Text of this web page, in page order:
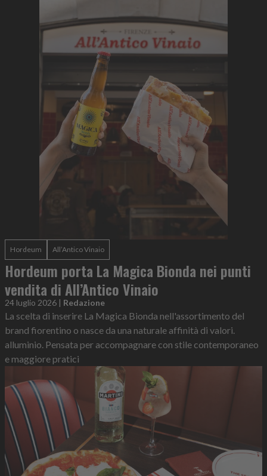
Hordeum All’Antico Vinaio
Hordeum porta La Magica Bionda nei punti
vendita di All’Antico Vinaio
24 luglio 2026 | Redazione
La scelta di inserire La Magica Bionda nell'assortimento del
brand fiorentino o nasce da una naturale affinità di valori.
alluminio. Pensata per accompagnare con stile contemporaneo
e maggiore pratici